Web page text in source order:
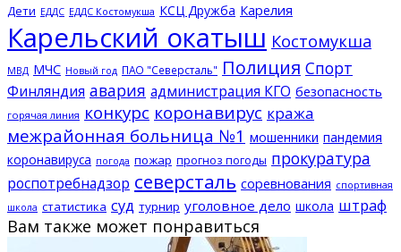
Дети ЕДДС ЕДДС Костомукша КСЦ Дружба Карелия
Карельский окатыш Костомукша
МВД МЧС Новый год ПАО "Северсталь" Полиция Спорт
Финляндия авария администрация КГО безопасность
горячая линия конкурс коронавирус кража
межрайонная больница №1 мошенники пандемия
коронавируса погода пожар прогноз погоды прокуратура
роспотребнадзор северсталь соревнования спортивная
школа статистика суд турнир уголовное дело школа штраф
Вам также может понравиться